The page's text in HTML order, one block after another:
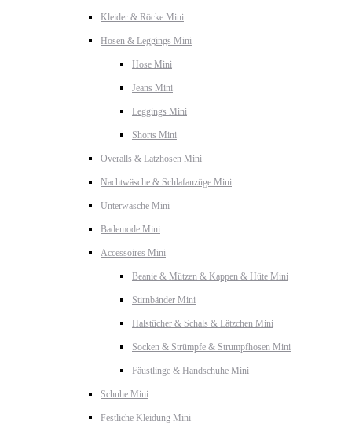
Kleider & Röcke Mini
Hosen & Leggings Mini
Hose Mini
Jeans Mini
Leggings Mini
Shorts Mini
Overalls & Latzhosen Mini
Nachtwäsche & Schlafanzüge Mini
Unterwäsche Mini
Bademode Mini
Accessoires Mini
Beanie & Mützen & Kappen & Hüte Mini
Stirnbänder Mini
Halstücher & Schals & Lätzchen Mini
Socken & Strümpfe & Strumpfhosen Mini
Fäustlinge & Handschuhe Mini
Schuhe Mini
Festliche Kleidung Mini